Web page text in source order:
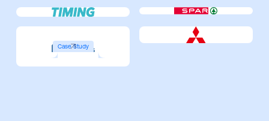
Case Study